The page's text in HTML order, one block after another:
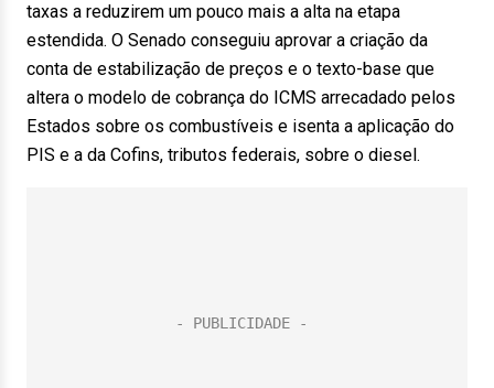
taxas a reduzirem um pouco mais a alta na etapa
estendida. O Senado conseguiu aprovar a criação da
conta de estabilização de preços e o texto-base que
altera o modelo de cobrança do ICMS arrecadado pelos
Estados sobre os combustíveis e isenta a aplicação do
PIS e a da Cofins, tributos federais, sobre o diesel.